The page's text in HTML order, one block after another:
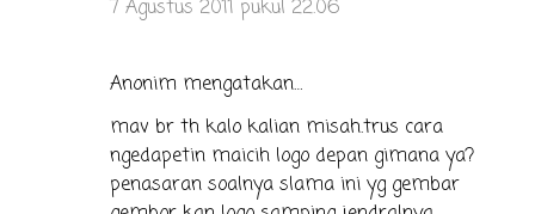
7 Agustus 2011 pukul 22.06
Anonim mengatakan…
mav br th kalo kalian misah.trus cara
ngedapetin maicih logo depan gimana ya?
penasaran soalnya slama ini yg gembar